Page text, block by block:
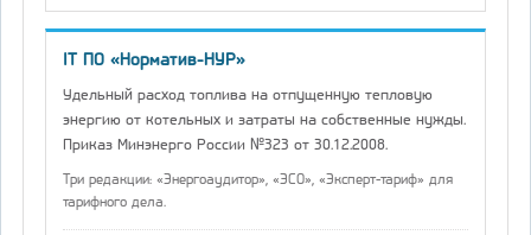
IT ПО «Норматив-НУР»
Удельный расход топлива на отпущенную тепловую
энергию от котельных и затраты на собственные нужды.
Приказ Минэнерго России №323 от 30.12.2008.
Три редакции: «Энергоаудитор», «ЭСО», «Эксперт-тариф» для
тарифного дела.